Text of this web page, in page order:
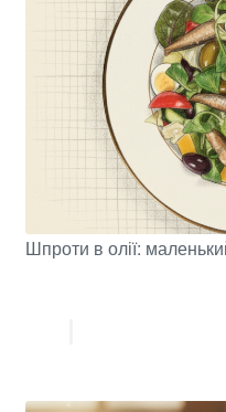
Шпроти в олії: